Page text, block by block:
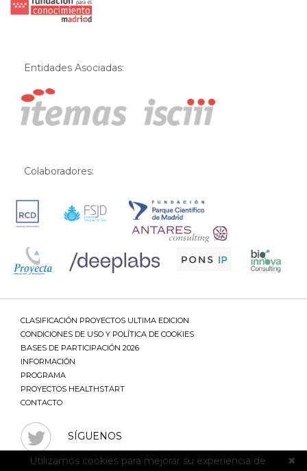
Entidades Asociadas:
Colaboradores:
CLASIFICACIÓN PROYECTOS ULTIMA EDICION
CONDICIONES DE USO Y POLÍTICA DE COOKIES
BASES DE PARTICIPACIÓN 2026
INFORMACIÓN
PROGRAMA
PROYECTOS HEALTHSTART
CONTACTO
SÍGUENOS
✖
Utilizamos cookies para mejorar su experiencia de